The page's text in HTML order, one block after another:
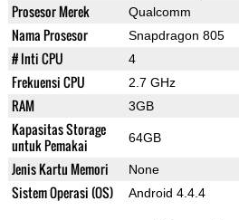
Prosesor Merek Qualcomm
Nama Prosesor Snapdragon 805
# Inti CPU 4
Frekuensi CPU 2.7 GHz
RAM 3GB
Kapasitas Storage
untuk Pemakai
64GB
Jenis Kartu Memori None
Sistem Operasi (OS) Android 4.4.4